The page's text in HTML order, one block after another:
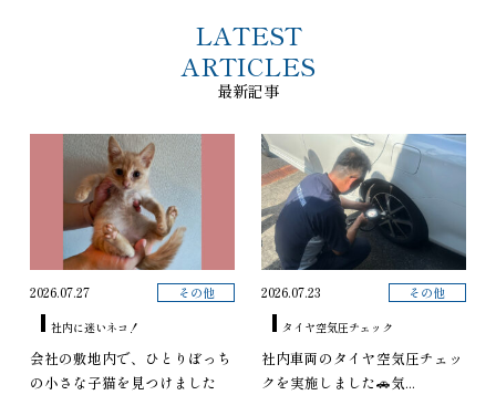
LATEST
ARTICLES
最新記事
2026.07.27 その他
社内に迷いネコ！
会社の敷地内で、ひとりぼっち
の小さな子猫を見つけました
2026.07.23 その他
タイヤ空気圧チェック
社内車両のタイヤ空気圧チェッ
クを実施しました🚗気...